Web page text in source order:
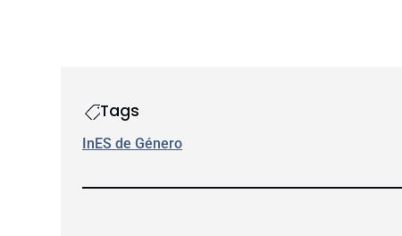
Tags
InES de Género